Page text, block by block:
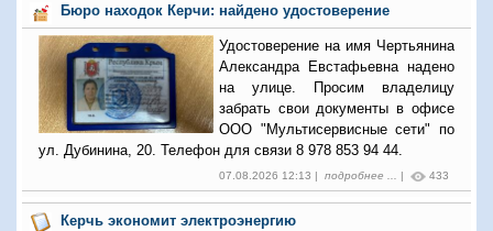
Бюро находок Керчи: найдено удостоверение
Удостоверение на имя Чертьянина
Александра Евстафьевна надено
на улице. Просим владелицу
забрать свои документы в офисе
ООО "Мультисервисные сети" по
ул. Дубинина, 20. Телефон для связи 8 978 853 94 44.
07.08.2026 12:13 | подробнее ... | 433
Керчь экономит электроэнергию